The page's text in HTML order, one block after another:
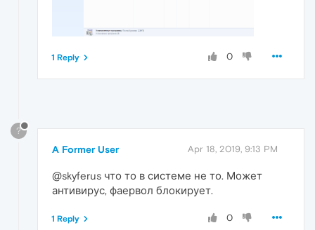
0
1 Reply
?
A Former User Apr 18, 2019, 9:13 PM
@skyferus что то в системе не то. Может
антивирус, фаервол блокирует.
0
1 Reply